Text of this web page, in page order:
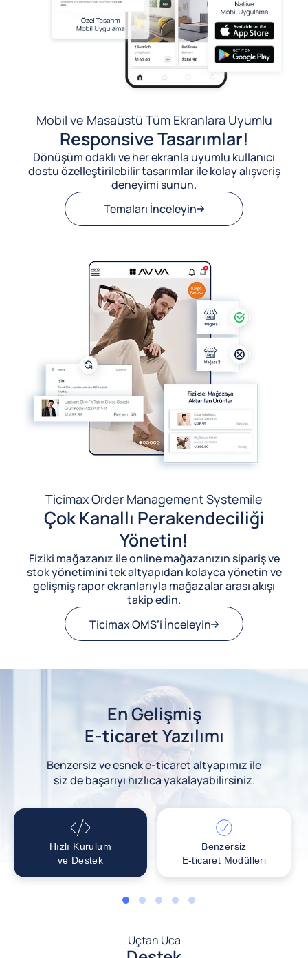
Mobil ve Masaüstü Tüm Ekranlara Uyumlu
Responsive Tasarımlar!
Dönüşüm odaklı ve her ekranla uyumlu kullanıcı
dostu özelleştirilebilir tasarımlar ile kolay alışveriş
deneyimi sunun.
Temaları İnceleyin
Ticimax Order Management Systemile
Çok Kanallı Perakendeciliği
Yönetin!
Fiziki mağazanız ile online mağazanızın sipariş ve
stok yönetimini tek altyapıdan kolayca yönetin ve
gelişmiş rapor ekranlarıyla mağazalar arası akışı
takip edin.
Ticimax OMS’i İnceleyin
En Gelişmiş
E-ticaret Yazılımı
Benzersiz ve esnek e-ticaret altyapımız ile
siz de başarıyı hızlıca yakalayabilirsiniz.
Hızlı Kurulum
ve Destek
Benzersiz
E-ticaret Modülleri
1 2 3 4 5
Uçtan Uca